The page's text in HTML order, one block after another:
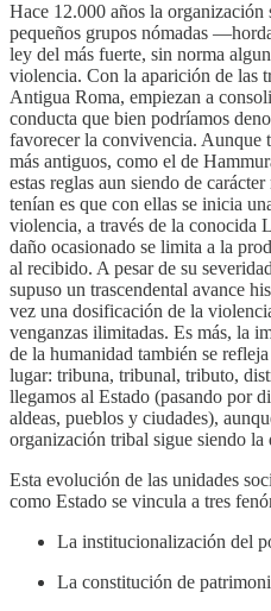
Hace 12.000 años la
pequeños grupos nómadas
ley del más fuerte, sin norma
violencia. Con la aparición de las
Antigua Roma, empiezan a
conducta que bien podríamos
favorecer la convivencia. Aunque
más antiguos, como el de
estas reglas aun siendo de
tenían es que con ellas se inicia
violencia, a través de la conocida
daño ocasionado se limita a la
al recibido. A pesar de su
supuso un trascendental avance
vez una dosificación de la
venganzas ilimitadas. Es más, la
de la humanidad también se
lugar: tribuna, tribunal, tributo,
llegamos al Estado (pasando por
aldeas, pueblos y ciudades),
organización tribal sigue siendo la
Esta evolución de las unidades
como Estado se vincula a tres
La institucionalización del
La constitución de